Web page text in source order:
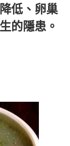
低、卵巢
的隱患。